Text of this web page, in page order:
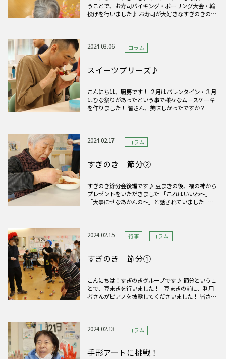
うことで、お寿司バイキング・ボーリング大会・輪
投げを行いました♪ お寿司が大好きなすぎのきの皆
ました 最後には、
2024.03.06 コラム
スイーツプリーズ♪
こんにちは、厨房です！ ２月はバレンタイン・３月
はひな祭りがあったという事で様々なムースケーキ
を作りました！ 皆さん、美味しかったですか？
2024.02.17 コラム
すぎのき 節分②
すぎのき節分会後編です♪ 豆まきの後、福の神から
プレゼントをいただきました 「これはいいわ～」
「大事にせなあかんの～」と話されていました 最
だきま
2024.02.15 行事 コラム
すぎのき 節分①
こんにちは！すぎのきグループです♪ 節分というこ
とで、豆まきを行いました！ 豆まきの前に、利用
者さんがピアノを披露してくださいました！ 皆さん
2024.02.13
コラム
手形アートに挑戦！